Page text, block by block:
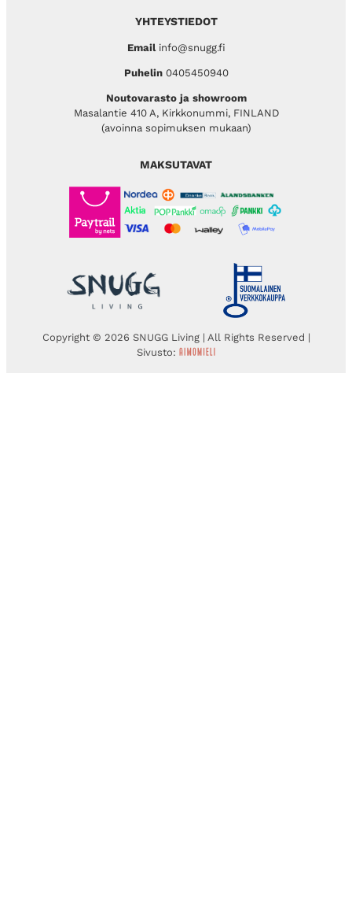
YHTEYSTIEDOT
Emailinfo@snugg.fi
Puhelin 0405450940
Noutovarasto ja showroom
Masalantie 410 A, Kirkkonummi, FINLAND
(avoinna sopimuksen mukaan)
MAKSUTAVAT
Copyright © 2026 SNUGG Living | All Rights Reserved |
Sivusto: